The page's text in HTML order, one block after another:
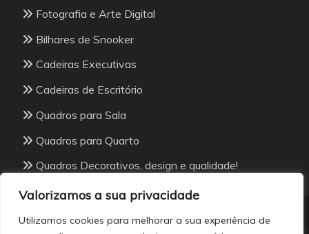
Valorizamos a sua privacidade
Utilizamos cookies para melhorar a sua experiência de
Fotografia e Arte Digital
Bilhares de Snooker
Cadeiras Executivas
Cadeiras de Escritório
Quadros para Sala
Quadros para Quarto
Quadros Decorativos, design e qualidade!